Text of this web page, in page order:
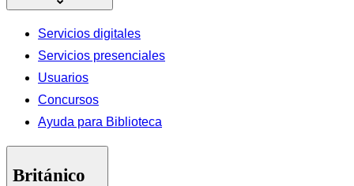
Servicios digitales
Servicios presenciales
Usuarios
Concursos
Ayuda para Biblioteca
Británico